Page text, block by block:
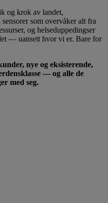
og krok av landet,
som overvåker alt fra
og helseduppedingser
— uansett hvor vi er. Bare for
nye og eksisterende,
— og alle de
med seg.